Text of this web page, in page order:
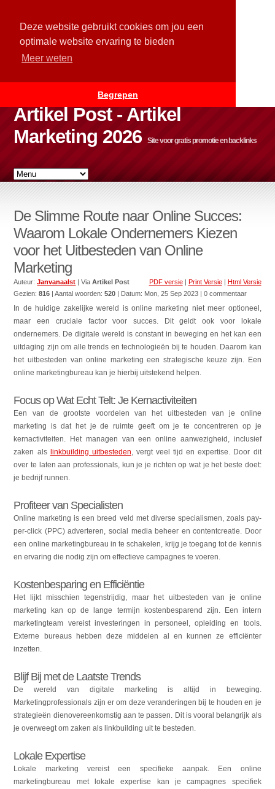
Deze website gebruikt cookies om jou een
optimale website ervaring te bieden
Meer weten
Begrepen
Artikel Post - Artikel
Marketing 2026
Site voor gratis promotie en backlinks
De Slimme Route naar Online Succes:
Waarom Lokale Ondernemers Kiezen
voor het Uitbesteden van Online
Marketing
PDF versie| Print Versie| Html Versie
Auteur:Janvanaalst | ViaArtikel Post
Gezien:816 | Aantal woorden:520 | Datum: Mon, 25 Sep 2023 | 0 commentaar
In de huidige zakelijke wereld is online marketing niet meer optioneel,
maar een cruciale factor voor succes. Dit geldt ook voor lokale
ondernemers. De digitale wereld is constant in beweging en het kan een
uitdaging zijn om alle trends en technologieën bij te houden. Daarom kan
het uitbesteden van online marketing een strategische keuze zijn. Een
online marketingbureau kan je hierbij uitstekend helpen.
Focus op Wat Echt Telt: Je Kernactiviteiten
Een van de grootste voordelen van het uitbesteden van je online
marketing is dat het je de ruimte geeft om je te concentreren op je
kernactiviteiten. Het managen van een online aanwezigheid, inclusief
zaken als linkbuilding uitbesteden, vergt veel tijd en expertise. Door dit
over te laten aan professionals, kun je je richten op wat je het beste doet:
je bedrijf runnen.
Profiteer van Specialisten
Online marketing is een breed veld met diverse specialismen, zoals pay-
per-click (PPC) adverteren, social media beheer en contentcreatie. Door
een online marketingbureau in te schakelen, krijg je toegang tot de kennis
en ervaring die nodig zijn om effectieve campagnes te voeren.
Kostenbesparing en Efficiëntie
Het lijkt misschien tegenstrijdig, maar het uitbesteden van je online
marketing kan op de lange termijn kostenbesparend zijn. Een intern
marketingteam vereist investeringen in personeel, opleiding en tools.
Externe bureaus hebben deze middelen al en kunnen ze efficiënter
inzetten.
Blijf Bij met de Laatste Trends
De wereld van digitale marketing is altijd in beweging.
Marketingprofessionals zijn er om deze veranderingen bij te houden en je
strategieën dienovereenkomstig aan te passen. Dit is vooral belangrijk als
je overweegt om zaken als linkbuilding uit te besteden.
Lokale Expertise
Lokale marketing vereist een specifieke aanpak. Een online
marketingbureau met lokale expertise kan je campagnes specifiek